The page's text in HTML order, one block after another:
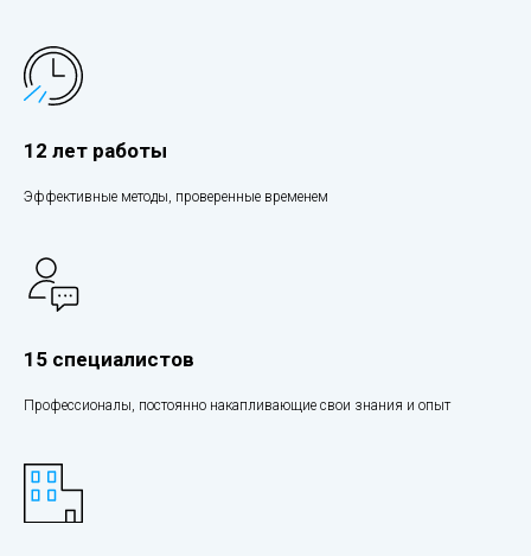
12 лет работы
Эффективные методы, проверенные временем
15 специалистов
Профессионалы, постоянно накапливающие свои знания и опыт